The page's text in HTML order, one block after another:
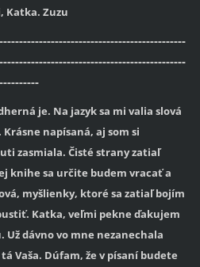
Katka. Zuzu
je. Na jazyk sa mi valia slová
napísaná, aj som si
zasmiala. Čisté strany zatiaľ
knihe sa určite budem vracať a
myšlienky, ktoré sa zatiaľ bojím
Katka, veľmi pekne ďakujem
dávno vo mne nezanechala
Vaša. Dúfam, že v písaní budete